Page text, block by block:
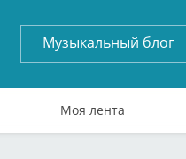
Музыкальный блог
Моя лента